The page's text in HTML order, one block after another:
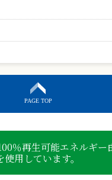
PAGE TOP
％再生可能エネルギー
使用しています。